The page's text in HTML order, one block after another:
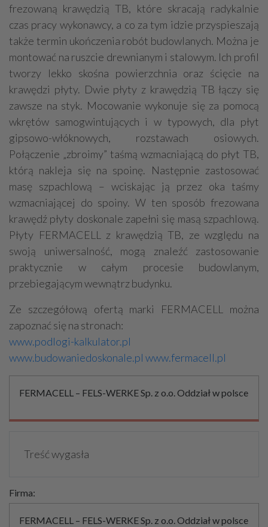
frezowaną krawędzią TB, które skracają radykalnie
czas pracy wykonawcy, a co za tym idzie przyspieszają
także termin ukończenia robót budowlanych. Można je
montować na ruszcie drewnianym i stalowym. Ich profil
tworzy lekko skośna powierzchnia oraz ścięcie na
krawędzi płyty. Dwie płyty z krawędzią TB łączy się
zawsze na styk. Mocowanie wykonuje się za pomocą
wkrętów samogwintujących i w typowych, dla płyt
gipsowo-włóknowych, rozstawach osiowych.
Połączenie „zbroimy” taśmą wzmacniającą do płyt TB,
którą nakleja się na spoinę. Następnie zastosować
masę szpachlową – wciskając ją przez oka taśmy
wzmacniającej do spoiny. W ten sposób frezowana
krawędź płyty doskonale zapełni się masą szpachlową.
Płyty FERMACELL z krawędzią TB, ze względu na
swoją uniwersalność, mogą znaleźć zastosowanie
praktycznie w całym procesie budowlanym,
przebiegającym wewnątrz budynku.
Ze szczegółową ofertą marki FERMACELL można
zapoznać się na stronach:
www.podlogi-kalkulator.pl
www.budowaniedoskonale.pl www.fermacell.pl
FERMACELL – FELS-WERKE Sp. z o.o. Oddział w polsce
Treść wygasła
Firma:
FERMACELL – FELS-WERKE Sp. z o.o. Oddział w polsce